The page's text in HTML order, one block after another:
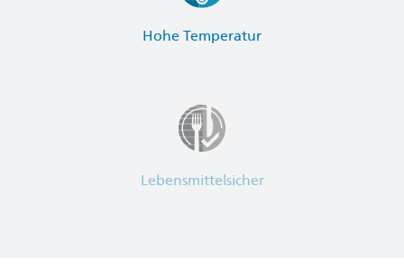
Hohe Temperatur
Lebensmittelsicher